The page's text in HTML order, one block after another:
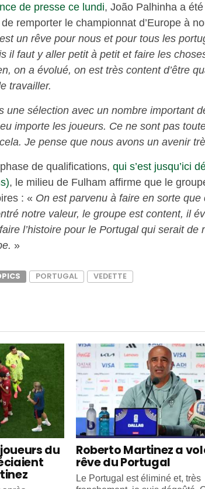
de presse ce lundi, João Palhinha a
remporter le championnat d’Europe à
un rêve pour nous et pour tous les
il faut y aller petit à petit et faire les
on a évolué, on est très content d’être
travailler.
une sélection avec un nombre important
importe les joueurs. Ce ne sont pas
Je pense que nous avons un avenir
de qualifications, qui s’est jusqu’ici
, le milieu de Fulham affirme que le
: « On est parvenu à faire en sorte
notre valeur, le groupe est content, il
l’histoire pour le Portugal qui serait
»
PORTUGAL VEDETTE
du Roberto Martinez a
rêve du Portugal
Le Portugal est éliminé et, très